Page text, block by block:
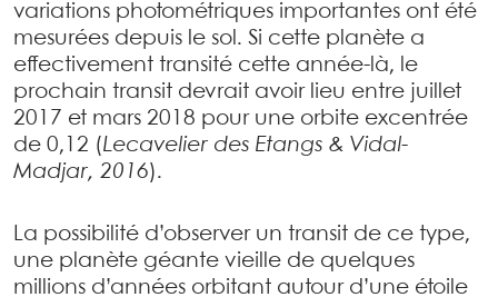
variations photométriques importantes ont été
mesurées depuis le sol. Si cette planète a
effectivement transité cette année-là, le
prochain transit devrait avoir lieu entre juillet
2017 et mars 2018 pour une orbite excentrée
de 0,12 (Lecavelier des Etangs & Vidal-
Madjar, 2016).
La possibilité d’observer un transit de ce type,
une planète géante vieille de quelques
millions d’années orbitant autour d’une étoile